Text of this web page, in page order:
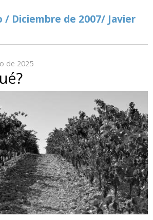
Diciembre de 2007/ Javier
de 2025